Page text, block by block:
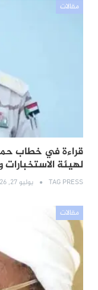
مقالات
لهيئة الاستخبارات
TAG PRESS يوليو 27, 2026
مقالات